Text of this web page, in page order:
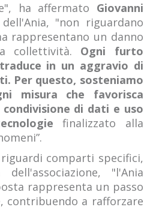
ha affermato Giovanni
"non riguardano
rappresentano un danno
collettività. Ogni furto
in un aggravio di
Per questo, sosteniamo
misura che favorisca
di dati e uso
finalizzato alla
comparti specifici,
"l'Ania
rappresenta un passo
contribuendo a rafforzare